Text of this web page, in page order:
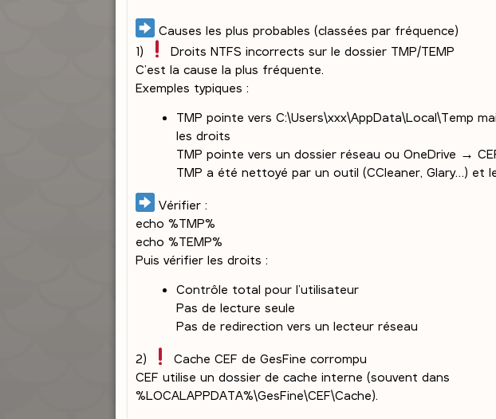
Causes les plus probables (classées par fréquence)
1)
Droits NTFS incorrects sur le dossier TMP/TEMP
C’est la cause la plus fréquente.
Exemples typiques :
TMP pointe vers C:\Users\xxx\AppData\Local\Temp
les droits
TMP pointe vers un dossier réseau ou OneDrive →
TMP a été nettoyé par un outil (CCleaner, Glary…) et
Vérifier :
echo %TMP%
echo %TEMP%
Puis vérifier les droits :
Contrôle total pour l’utilisateur
Pas de lecture seule
Pas de redirection vers un lecteur réseau
2)
Cache CEF de GesFine corrompu
CEF utilise un dossier de cache interne (souvent dans
%LOCALAPPDATA%\GesFine\CEF\Cache).